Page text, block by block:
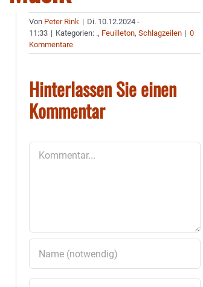
Von Peter Rink | Di. 10.12.2024 -
11:33 | Kategorien: ., Feuilleton,Schlagzeilen | 0
Kommentare
Hinterlassen Sie einen
Kommentar